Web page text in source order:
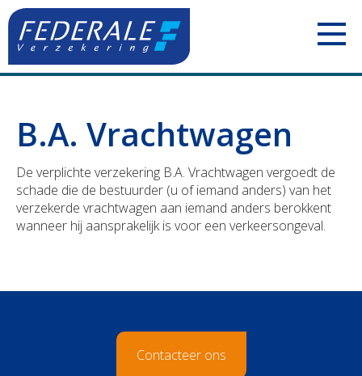
Jouw mobiliteit
Jouw woning
Jouw familie
ZELFSTANDIGEN
Uw voertuigen
Uw aansprakelijkheid
ONDERNEMINGEN
Uw personeel
BOUWSECTOR
Uw aansprakelijkheid
B.A. Vrachtwagen
De verplichte verzekering B.A. Vrachtwagen vergoedt de
schade die de bestuurder (u of iemand anders) van het
verzekerde vrachtwagen aan iemand anders berokkent
wanneer hij aansprakelijk is voor een verkeersongeval.
Contacteer ons